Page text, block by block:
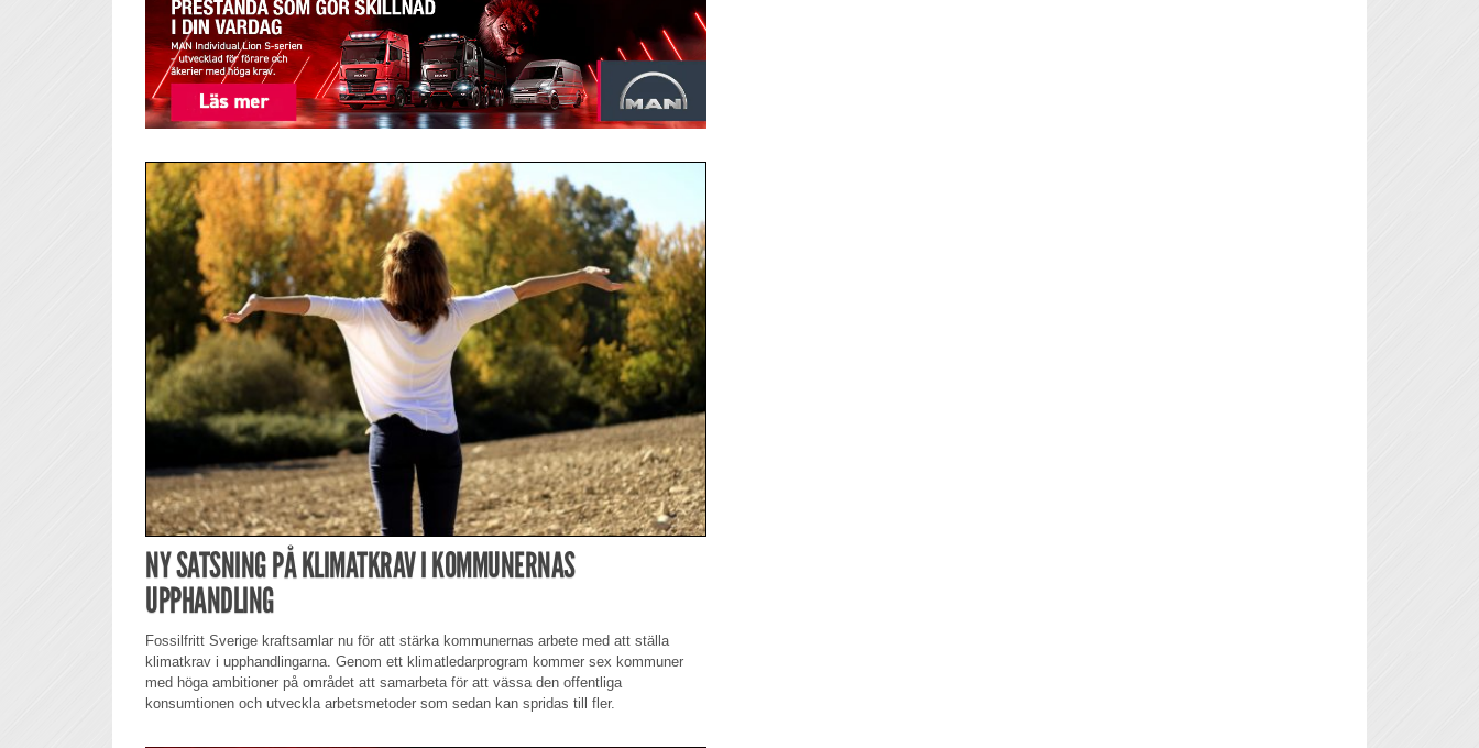
NY SATSNING PÅ KLIMATKRAV I KOMMUNERNAS
UPPHANDLING
Fossilfritt Sverige kraftsamlar nu för att stärka kommunernas arbete med att ställa
klimatkrav i upphandlingarna. Genom ett klimatledarprogram kommer sex kommuner
med höga ambitioner på området att samarbeta för att vässa den offentliga
konsumtionen och utveckla arbetsmetoder som sedan kan spridas till fler.